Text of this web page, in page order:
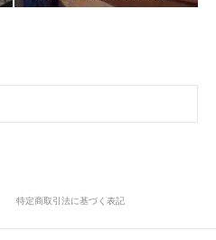
特定商取引法に基づく表記